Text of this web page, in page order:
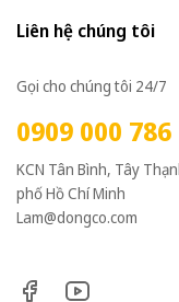
Liên hệ chúng tôi
Gọi cho chúng tôi 24/7
0909 000 786
KCN Tân Bình, Tây
phố Hồ Chí Minh
Lam@dongco.com